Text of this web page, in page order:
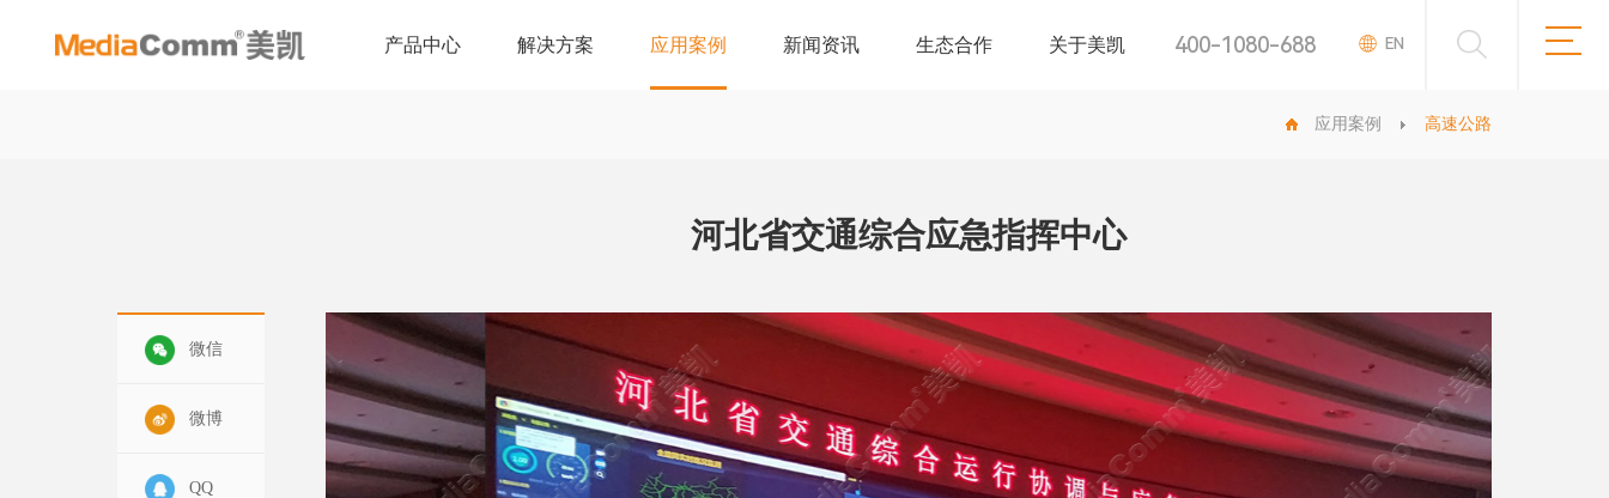
产品中心 解决方案 应用案例 新闻资讯 生态合作 关于美凯 400-1080-688 EN
应用案例 高速公路
河北省交通综合应急指挥中心
微信
微博
QQ